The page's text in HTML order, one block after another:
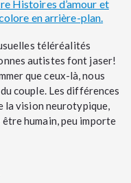
téléréalités
autistes font jaser!
que ceux-là, nous
couple. Les différences
la vision neurotypique,
humain, peu importe